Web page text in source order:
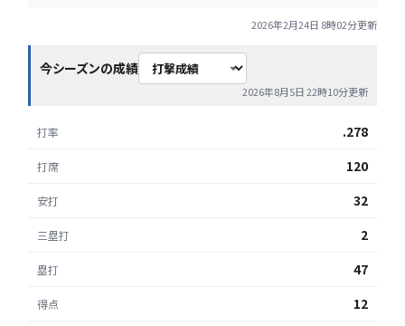
2026年2月24日 8時02分更新
今シーズンの成績
2026年8月5日 22時10分更新
打率 .278
打席 120
安打 32
三塁打 2
塁打 47
得点 12